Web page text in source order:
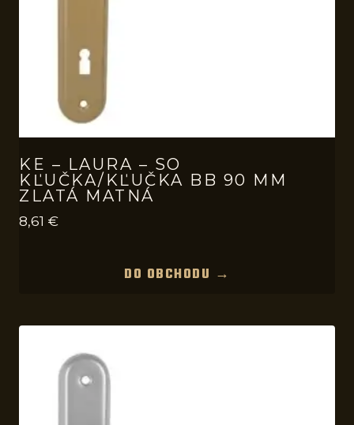
KE – LAURA – SO
KĽUČKA/KĽUČKA BB 90 MM
ZLATÁ MATNÁ
8,61 €
DO OBCHODU →